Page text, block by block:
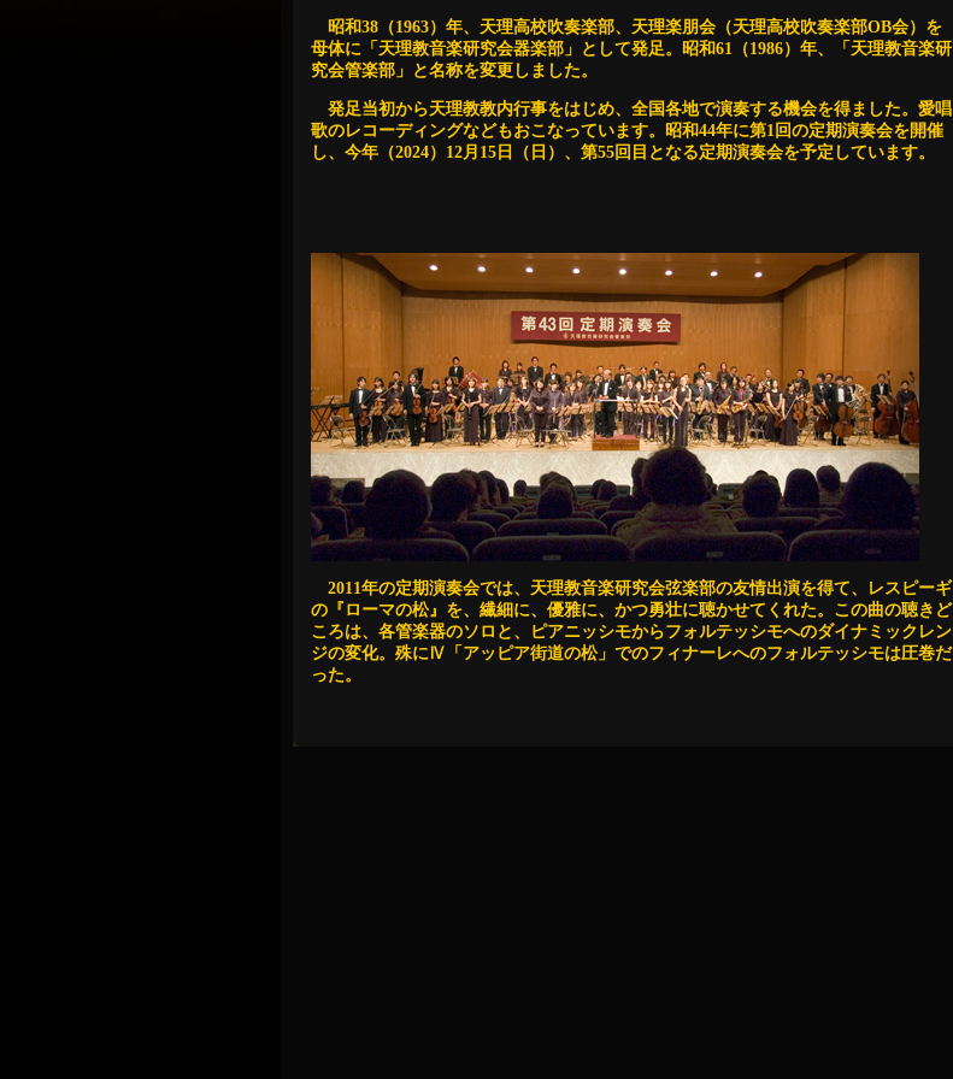
昭和38（1963）年、天理高校吹奏楽部、天理楽朋会（天理高校吹奏楽部OB会）を
母体に「天理教音楽研究会器楽部」として発足。昭和61（1986）年、「天理教音楽研
究会管楽部」と名称を変更しました。
発足当初から天理教教内行事をはじめ、全国各地で演奏する機会を得ました。愛唱
歌のレコーディングなどもおこなっています。昭和44年に第1回の定期演奏会を開催
し、今年（2024）12月15日（日）、 第55回目となる定期演奏会を予定しています。
2011年の定期演奏会では、天理教音楽研究会弦楽部の友情出演を得て、レスピーギ
の『ローマの松』を、繊細に、優雅に、かつ勇壮に聴かせてくれた。この曲の聴きど
ころは、各管楽器のソロと、ピアニッシモからフォルテッシモへのダイナミックレン
ジの変化。殊にⅣ「アッピア街道の松」でのフィナーレへのフォルテッシモは圧巻だ
った。